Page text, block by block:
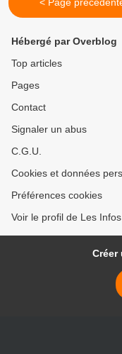
Hébergé par Overblog
Top articles
Pages
Contact
Signaler un abus
C.G.U.
Cookies et données
Préférences cookies
Voir le profil de Les
Créer